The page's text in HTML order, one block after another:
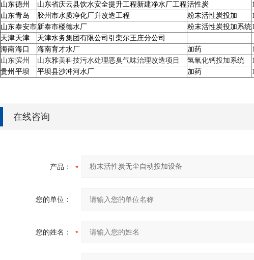
山东德州 山东省庆云县饮水安全提升工程新建净水厂工程活性炭
山东青岛 胶州市水质净化厂升改造工程 粉末活性炭投加
山东泰安市新泰市楼德水厂 粉末活性炭投加系统
天津天津
天津水务集团有限公司引栾尔王庄分公司
海南海口 海南育才水厂 加药
山东滨州 山东雅美科技污水处理恶臭气味治理改造项目 氢氧化钙投加系统
贵州 平坝 平坝县沙冲河水厂 加药
在线咨询
产品：
您的单位：
您的姓名：